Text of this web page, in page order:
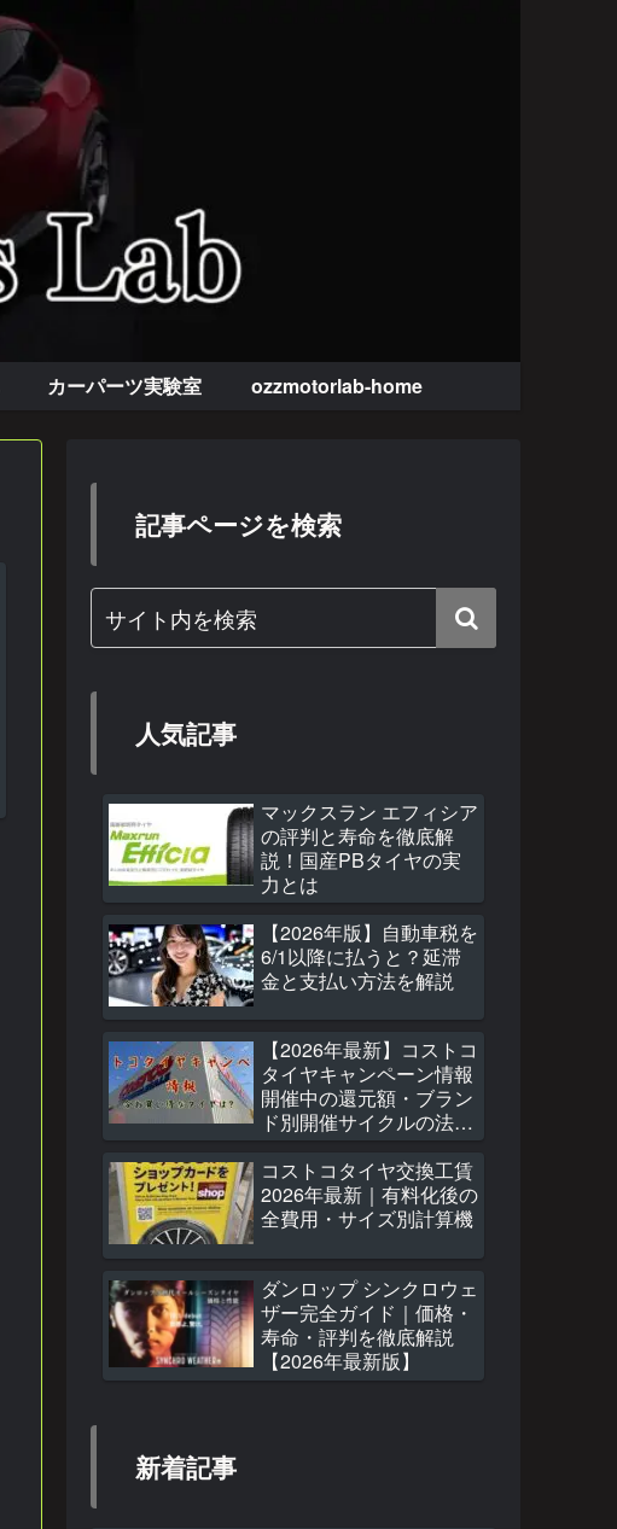
カーパーツ実験室 ozzmotorlab-home
記事ページを検索
人気記事
マックスラン エフィシア
の評判と寿命を徹底解
説！国産PBタイヤの実
力とは
【2026年版】自動車税を
6/1以降に払うと？延滞
金と支払い方法を解説
【2026年最新】コストコ
タイヤキャンペーン情報
開催中の還元額・ブラン
ド別開催サイクルの法
則・次回予測ヒートマッ
プ
コストコタイヤ交換工賃
2026年最新｜有料化後の
全費用・サイズ別計算機
ダンロップ シンクロウェ
ザー完全ガイド｜価格・
寿命・評判を徹底解説
【2026年最新版】
新着記事